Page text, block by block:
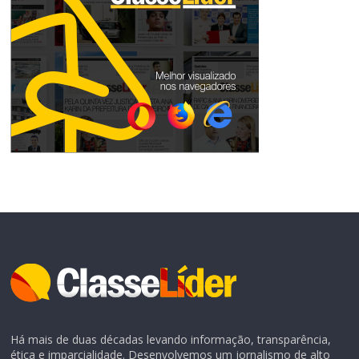
Há mais de duas décadas levando informação, transparência,
ética e imparcialidade. Desenvolvemos um jornalismo de alto